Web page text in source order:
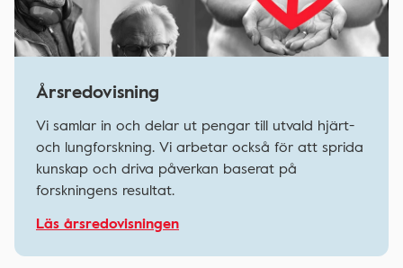
Årsredovisning
Vi samlar in och delar ut pengar till utvald hjärt-
och lungforskning. Vi arbetar också för att sprida
kunskap och driva påverkan baserat på
forskningens resultat.
Läs årsredovisningen